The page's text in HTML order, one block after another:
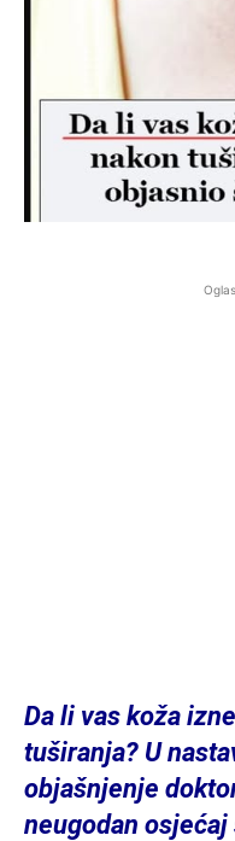
Da li vas koža
tuširanja? U
objašnjenje
neugodan osjećaj